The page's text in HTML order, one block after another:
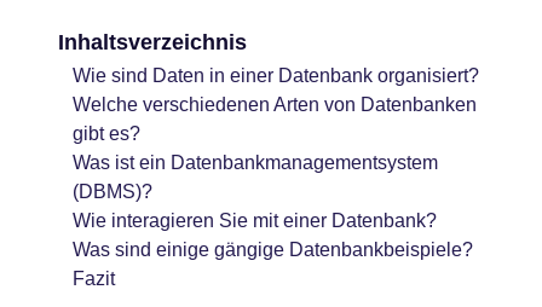
Inhaltsverzeichnis
Wie sind Daten in einer Datenbank organisiert?
Welche verschiedenen Arten von Datenbanken
gibt es?
Was ist ein Datenbankmanagementsystem
(DBMS)?
Wie interagieren Sie mit einer Datenbank?
Was sind einige gängige Datenbankbeispiele?
Fazit